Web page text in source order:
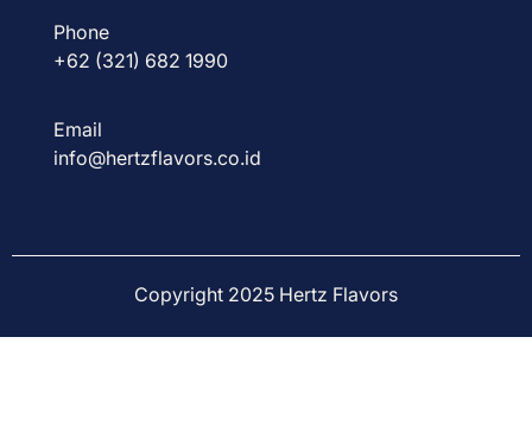
Phone
+62 (321) 682 1990
Email
info@hertzflavors.co.id
Copyright 2025 Hertz Flavors